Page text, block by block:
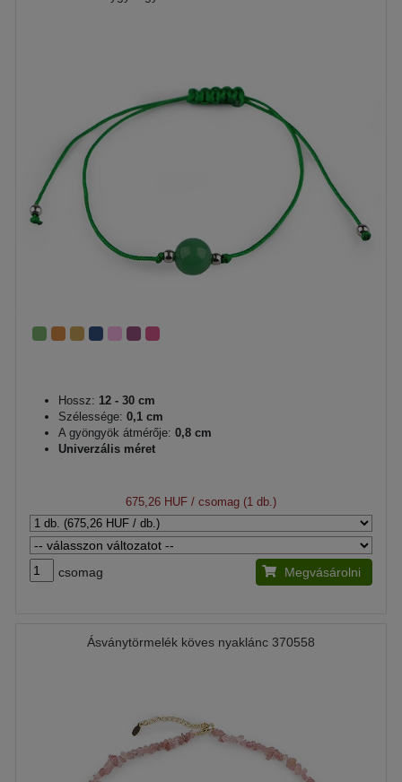
Hossz: 12 - 30 cm
Szélessége: 0,1 cm
A gyöngyök átmérője: 0,8 cm
Univerzális méret
675,26 HUF / csomag (1 db.)
csomag Megvásárolni
Ásványtörmelék köves nyaklánc 370558